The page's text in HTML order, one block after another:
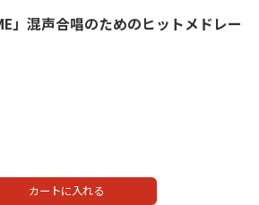
」混声合唱のためのヒットメドレー
カートに入れる